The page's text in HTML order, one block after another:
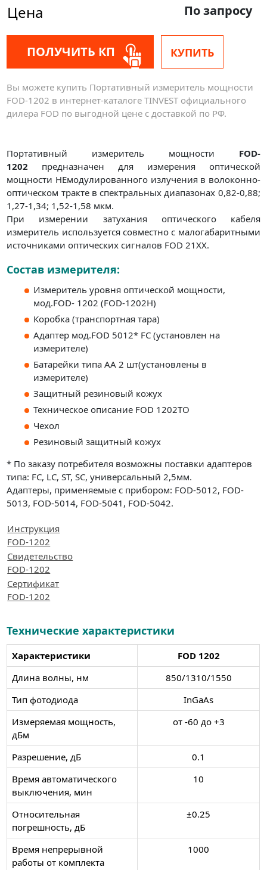
Цена По запросу
ПОЛУЧИТЬ КП КУПИТЬ
Вы можете купить Портативный измеритель мощности
FOD-1202 в интернет-каталоге TINVEST официального
дилера FOD по выгодной цене с доставкой по РФ.
Портативный измеритель мощности FOD-
1202 предназначен для измерения оптической
мощности НЕмодулированного излучения в волоконно-
оптическом тракте в спектральных диапазонах 0,82-0,88;
1,27-1,34; 1,52-1,58 мкм.
При измерении затухания оптического кабеля
измеритель используется совместно с малогабаритными
источниками оптических сигналов FOD 21XX.
Состав измерителя:
Измеритель уровня оптической мощности,
мод.FOD- 1202 (FOD-1202Н)
Коробка (транспортная тара)
Адаптер мод.FOD 5012* FC (установлен на
измерителе)
Батарейки типа АА 2 шт(установлены в
измерителе)
Защитный резиновый кожух
Техническое описание FOD 1202ТО
Чехол
Резиновый защитный кожух
* По заказу потребителя возможны поставки адаптеров
типа: FC, LC, ST, SC, универсальный 2,5мм.
Адаптеры, применяемые с прибором: FOD-5012, FOD-
5013, FOD-5014, FOD-5041, FOD-5042.
Инструкция
FOD-1202
Свидетельство
FOD-1202
Сертификат
FOD-1202
Технические характеристики
Характеристики
FOD 1202
Длина волны, нм
850/1310/1550
Тип фотодиода
InGaAs
Измеряемая мощность,
дБм
от -60 до +3
Разрешение, дБ
0.1
Время автоматического
выключения, мин
10
Относительная
погрешность, дБ
±0.25
Время непрерывной
работы от комплекта
1000